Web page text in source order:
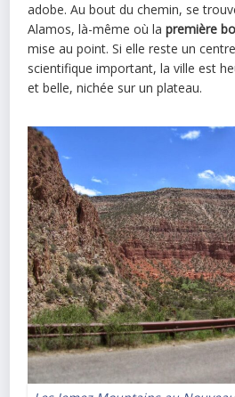
adobe. Au bout du chemin, se
Alamos, là-même où lapremière
mise au point. Si elle reste un
scientifique important, la ville est
et belle, nichée sur un plateau.